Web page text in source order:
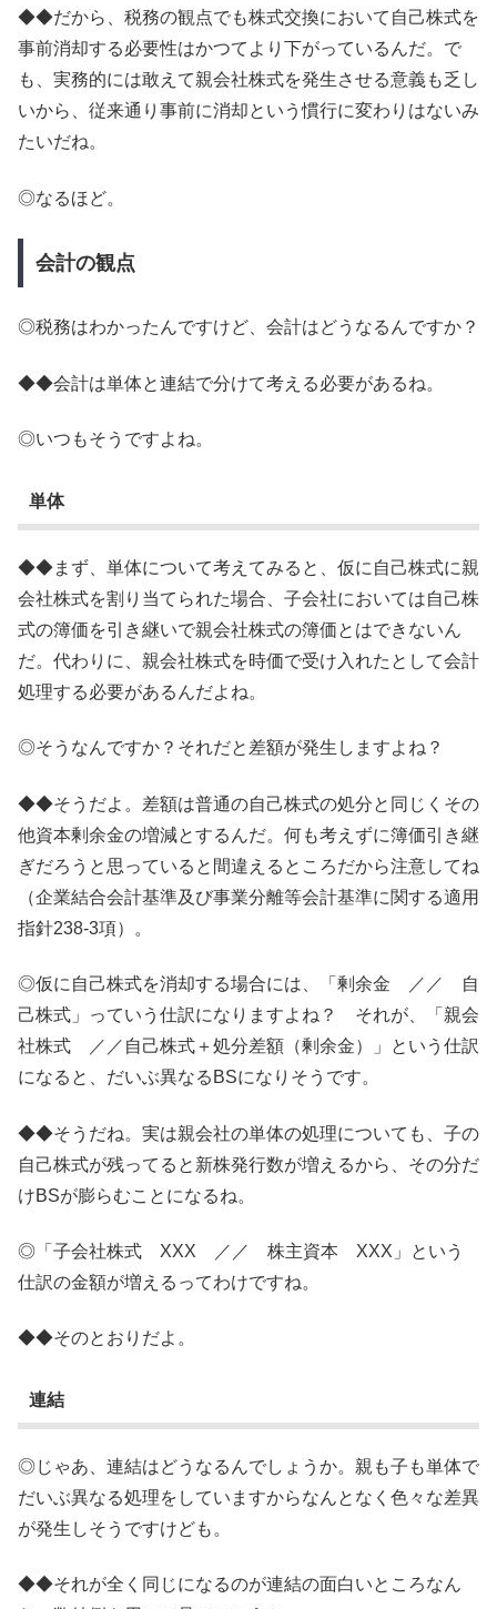
◆◆だから、税務の観点でも株式交換において自己株式を
事前消却する必要性はかつてより下がっているんだ。で
も、実務的には敢えて親会社株式を発生させる意義も乏し
いから、従来通り事前に消却という慣行に変わりはないみ
たいだね。
◎なるほど。
会計の観点
◎税務はわかったんですけど、会計はどうなるんですか？
◆◆会計は単体と連結で分けて考える必要があるね。
◎いつもそうですよね。
単体
◆◆まず、単体について考えてみると、仮に自己株式に親
会社株式を割り当てられた場合、子会社においては自己株
式の簿価を引き継いで親会社株式の簿価とはできないん
だ。代わりに、親会社株式を時価で受け入れたとして会計
処理する必要があるんだよね。
◎そうなんですか？それだと差額が発生しますよね？
◆◆そうだよ。差額は普通の自己株式の処分と同じくその
他資本剰余金の増減とするんだ。何も考えずに簿価引き継
ぎだろうと思っていると間違えるところだから注意してね
（企業結合会計基準及び事業分離等会計基準に関する適用
指針238-3項）。
◎仮に自己株式を消却する場合には、「剰余金 ／／ 自
己株式」っていう仕訳になりますよね？ それが、「親会
社株式 ／／自己株式＋処分差額（剰余金）」という仕訳
になると、だいぶ異なるBSになりそうです。
◆◆そうだね。実は親会社の単体の処理についても、子の
自己株式が残ってると新株発行数が増えるから、その分だ
けBSが膨らむことになるね。
◎「子会社株式 XXX ／／ 株主資本 XXX」という
仕訳の金額が増えるってわけですね。
◆◆そのとおりだよ。
連結
◎じゃあ、連結はどうなるんでしょうか。親も子も単体で
だいぶ異なる処理をしていますからなんとなく色々な差異
が発生しそうですけども。
◆◆それが全く同じになるのが連結の面白いところなん